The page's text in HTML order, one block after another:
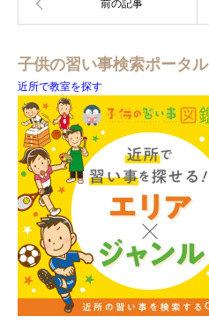
子供の習い事検索ポータル
近所で教室を探す